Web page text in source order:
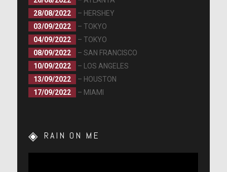
28/08/2022
– HERSHEY
03/09/2022
– TOKYO
04/09/2022
– TOKYO
08/09/2022
– SAN FRANCISCO
10/09/2022
– LOS ANGELES
13/09/2022
– HOUSTON
17/09/2022
– MIAMI
RAIN ON ME